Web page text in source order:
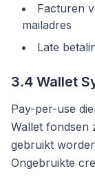
Facturen
mailadres
Late
3.4 Wallet
Pay-per-use
Wallet fondsen
gebruikt
Ongebruikte